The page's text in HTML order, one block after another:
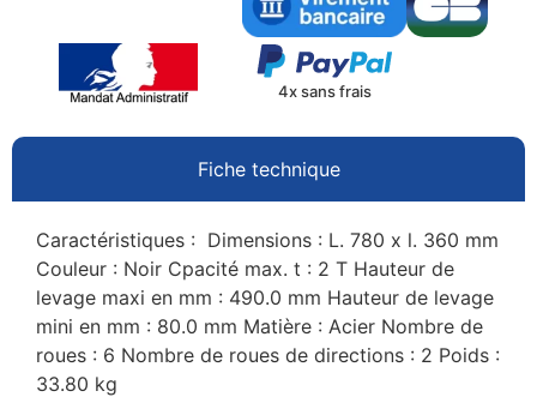
4x sans frais
Fiche technique
Caractéristiques : Dimensions : L. 780 x l. 360 mm
Couleur : Noir Cpacité max. t : 2 T Hauteur de
levage maxi en mm : 490.0 mm Hauteur de levage
mini en mm : 80.0 mm Matière : Acier Nombre de
roues : 6 Nombre de roues de directions : 2 Poids :
33.80 kg